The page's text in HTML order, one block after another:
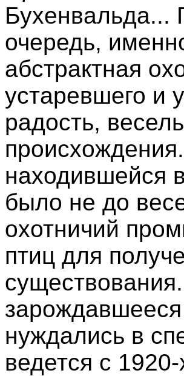
Бухенвальда...
очередь,
абстрактная
устаревшего и
радость,
находившейся
было не до
охотничий
птиц для
зарождавшееся
нуждались в
ведется с 1920-